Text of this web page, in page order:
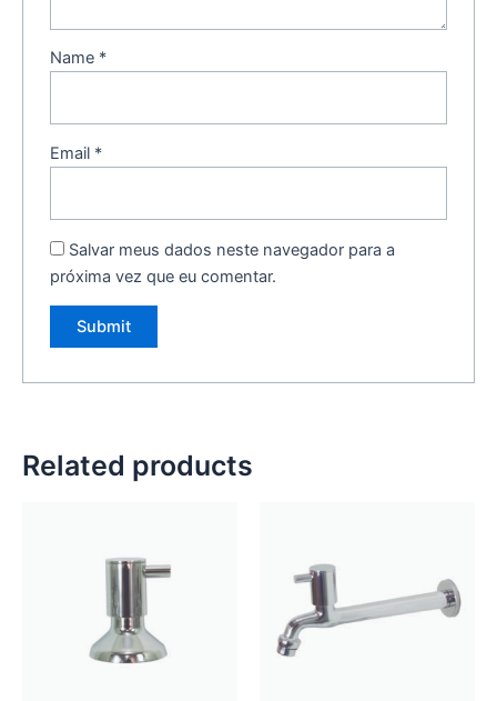
Name *
Email *
Salvar meus dados neste navegador para a
próxima vez que eu comentar.
Related products